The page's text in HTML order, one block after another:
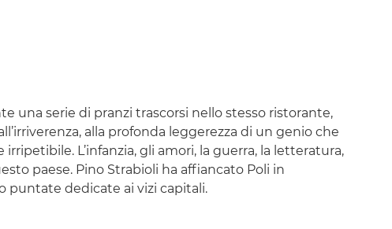
una serie di pranzi trascorsi nello stesso ristorante,
alla profonda leggerezza di un genio che
L’infanzia, gli amori, la guerra, la letteratura,
paese. Pino Strabioli ha affiancato Poli in
puntate dedicate ai vizi capitali.